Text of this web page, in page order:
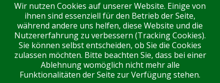
Impressum Datenschutz Über uns Kontakt
Tags Unterstützen Sie uns! Login
Wir nutzen Cookies auf unserer Website. Einige von
ihnen sind essenziell für den Betrieb der Seite,
während andere uns helfen, diese Website und die
Nutzererfahrung zu verbessern (Tracking Cookies).
Sie können selbst entscheiden, ob Sie die Cookies
zulassen möchten. Bitte beachten Sie, dass bei einer
Ablehnung womöglich nicht mehr alle
Funktionalitäten der Seite zur Verfügung stehen.